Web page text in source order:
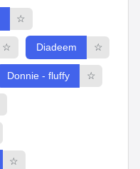
☆
☆ Diadeem ☆
Donnie - fluffy ☆
☆